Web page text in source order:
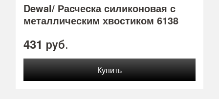
Dewal/ Расческа силиконовая с
металлическим хвостиком 6138
431 руб.